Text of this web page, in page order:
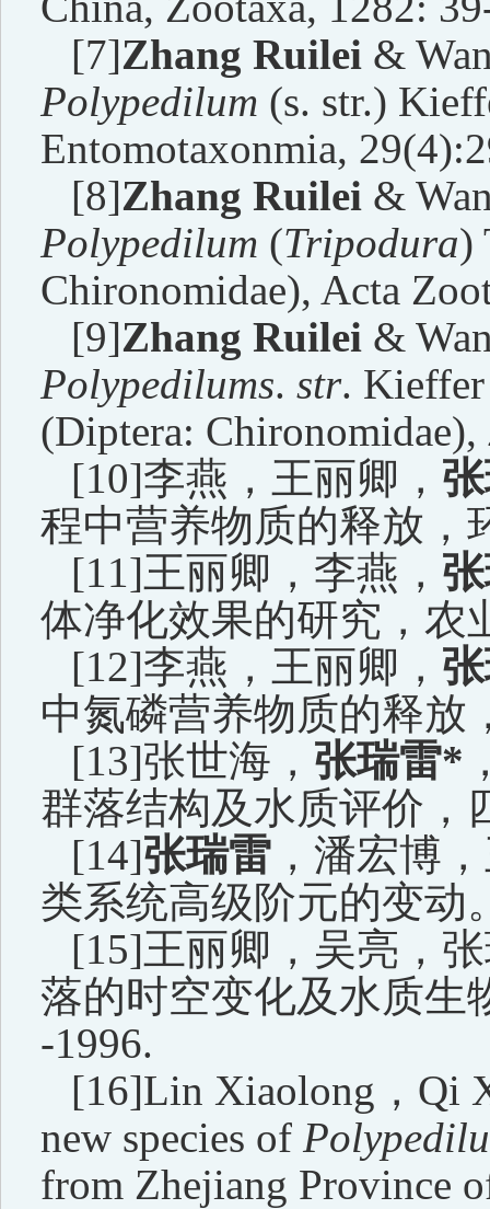
[7]Zhang Ruilei &
Polypedilum (s. str.)
Entomotaxonmia,
[8]Zhang Ruilei &
Polypedilum (Tripodura)
Chironomidae), Acta
[9]Zhang Ruilei &
Polypedilums. str.
(Diptera: Chironomidae),
[10]李燕，王丽卿，
程中营养物质的释放，
[11]王丽卿，李燕，
体净化效果的研究，农
[12]李燕，王丽卿，
中氮磷营养物质的释放
[13]张世海， 张瑞雷*
群落结构及水质评价，
[14]张瑞雷 ，潘宏博
类系统高级阶元的变动
[15]王丽卿，吴亮，
落的时空变化及水质生
-1996.
[16]Lin Xiaolong ， Qi
new species of
from Zhejiang Province